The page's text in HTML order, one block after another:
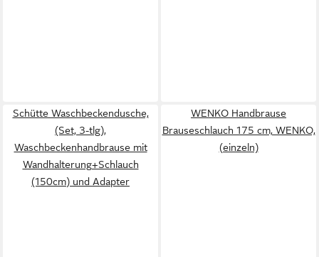
Schütte Waschbeckendusche,
(Set, 3-tlg),
Waschbeckenhandbrause mit
Wandhalterung+Schlauch
(150cm) und Adapter
WENKO Handbrause
Brauseschlauch 175 cm, WENKO,
(einzeln)